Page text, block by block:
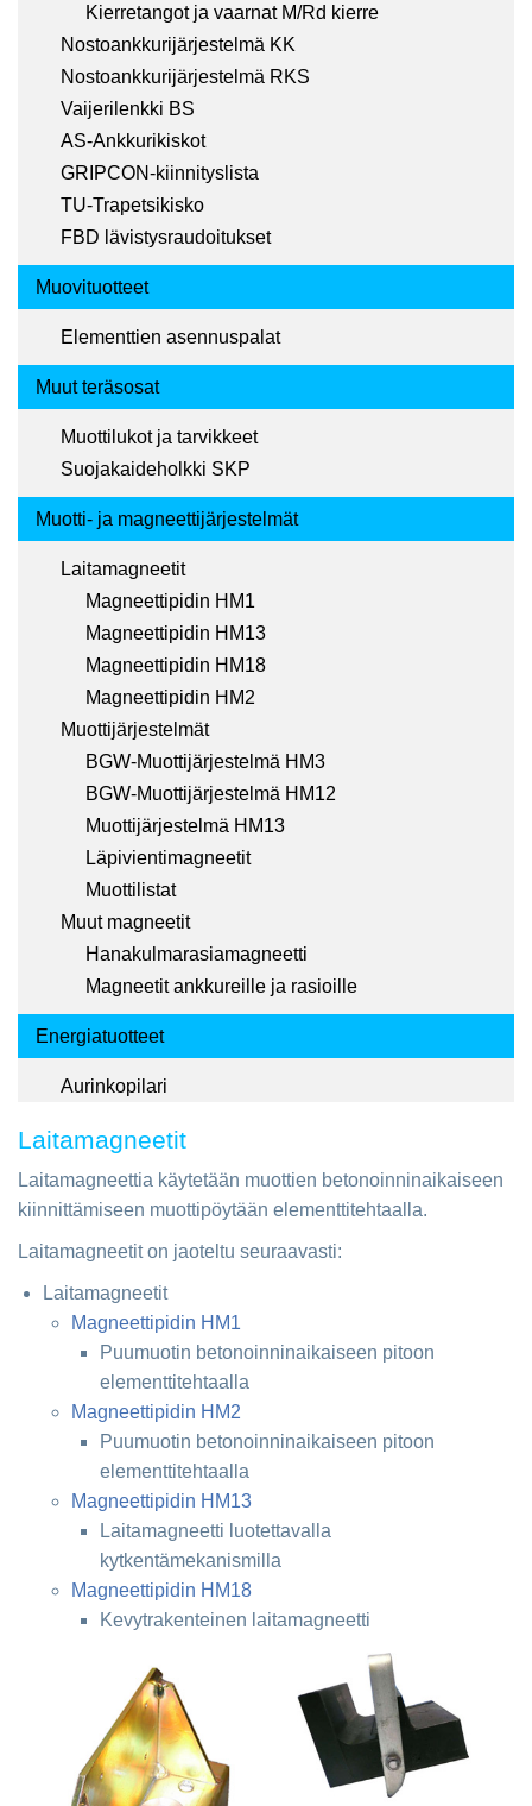
Kierretangot ja vaarnat M/Rd kierre
Nostoankkurijärjestelmä KK
Nostoankkurijärjestelmä RKS
Vaijerilenkki BS
AS-Ankkurikiskot
GRIPCON-kiinnityslista
TU-Trapetsikisko
FBD lävistysraudoitukset
Muovituotteet
Elementtien asennuspalat
Muut teräsosat
Muottilukot ja tarvikkeet
Suojakaideholkki SKP
Muotti- ja magneettijärjestelmät
Laitamagneetit
Magneettipidin HM1
Magneettipidin HM13
Magneettipidin HM18
Magneettipidin HM2
Muottijärjestelmät
BGW-Muottijärjestelmä HM3
BGW-Muottijärjestelmä HM12
Muottijärjestelmä HM13
Läpivientimagneetit
Muottilistat
Muut magneetit
Hanakulmarasiamagneetti
Magneetit ankkureille ja rasioille
Energiatuotteet
Aurinkopilari
Laitamagneetit
Laitamagneettia käytetään muottien betonoinninaikaiseen
kiinnittämiseen muottipöytään elementtitehtaalla.
Laitamagneetit on jaoteltu seuraavasti:
Laitamagneetit
Magneettipidin HM1
Puumuotin betonoinninaikaiseen pitoon
elementtitehtaalla
Magneettipidin HM2
Puumuotin betonoinninaikaiseen pitoon
elementtitehtaalla
Magneettipidin HM13
Laitamagneetti luotettavalla
kytkentämekanismilla
Magneettipidin HM18
Kevytrakenteinen laitamagneetti